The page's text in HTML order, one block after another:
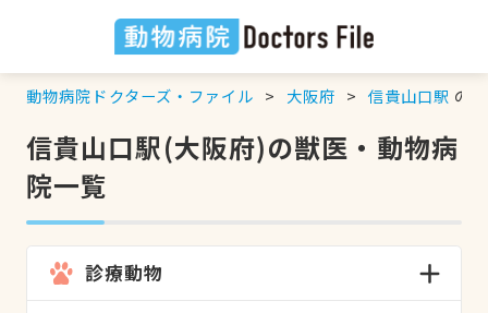
動物病院ドクターズ・ファイル 大阪府 信貴山口駅 の
信貴山口駅(大阪府)の獣医・動物病
院一覧
診療動物